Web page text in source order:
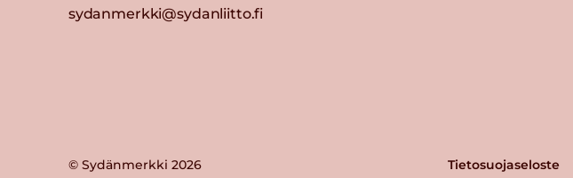
sydanmerkki@sydanliitto.fi
© Sydänmerkki 2026 Tietosuojaseloste